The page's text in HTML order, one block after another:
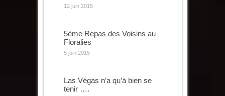
12 juin 2015
5ème Repas des Voisins au
Floralies
5 juin 2015
Las Végas n’a qu’à bien se
tenir ….